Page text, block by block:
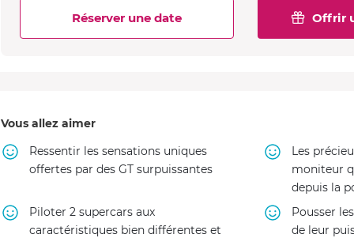
Offrir
Réserver une date
Vous allez aimer
Ressentir les sensations uniques
offertes par des GT surpuissantes
Les
moniteur
depuis la
Piloter 2 supercars aux
caractéristiques bien différentes et
Pousser
de leur